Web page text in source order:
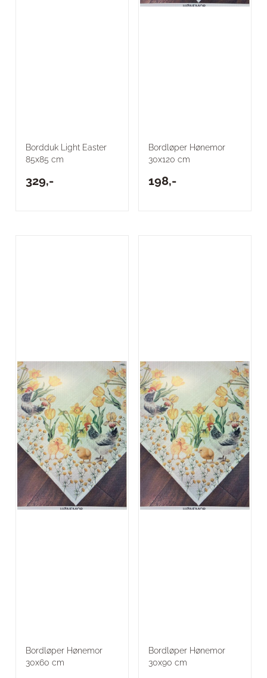
Bordduk Light Easter
85x85 cm
329,-
Bordløper Hønemor
30x120 cm
198,-
Bordløper Hønemor
30x60 cm
Bordløper Hønemor
30x90 cm